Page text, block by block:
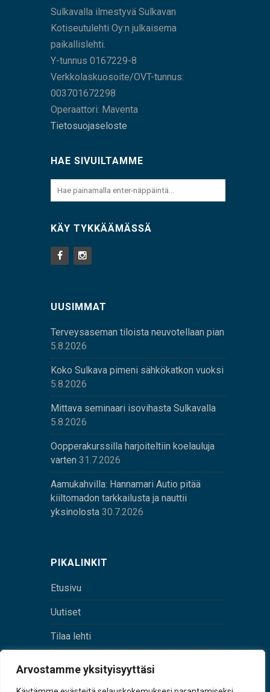
Arvostamme yksityisyyttäsi
Sulkavalla ilmestyvä Sulkavan
Kotiseutulehti Oy:n julkaisema
paikallislehti.
Y-tunnus 0167229-8
Verkkolaskuosoite/OVT-tunnus:
003701672298
Operaattori: Maventa
Tietosuojaseloste
HAE SIVUILTAMME
KÄY TYKKÄÄMÄSSÄ
UUSIMMAT
Terveysaseman tiloista neuvotellaan pian
5.8.2026
Koko Sulkava pimeni sähkökatkon vuoksi
5.8.2026
Mittava seminaari isovihasta Sulkavalla
5.8.2026
Oopperakurssilla harjoiteltiin koelauluja
varten 31.7.2026
Aamukahvilla: Hannamari Autio pitää
kiiltomadon tarkkailusta ja nauttii
yksinolosta 30.7.2026
PIKALINKIT
Etusivu
Uutiset
Tilaa lehti